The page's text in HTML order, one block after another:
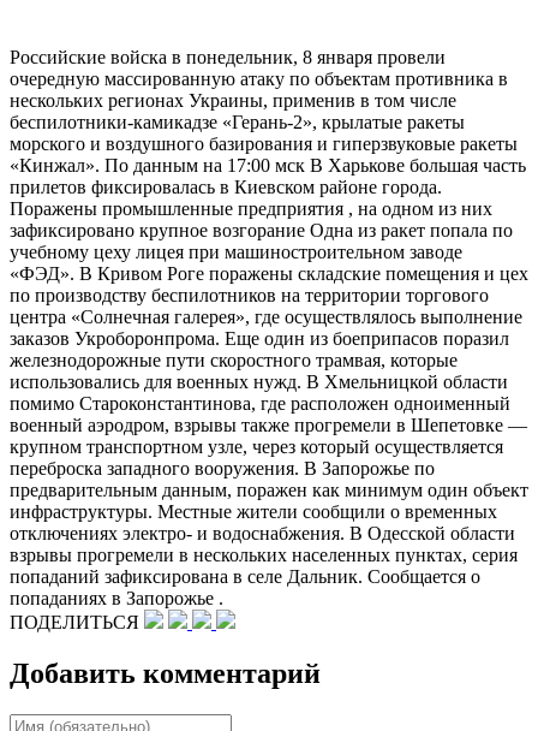
Российские войска в понедельник, 8 января провели
очередную массированную атаку по объектам противника в
нескольких регионах Украины, применив в том числе
беспилотники-​камикадзе «Герань-​2», крылатые ракеты
морского и воздушного базирования и гиперзвуковые ракеты
«Кинжал». По данным на 17:00 мск В Харькове большая часть
прилетов фиксировалась в Киевском районе города.
Поражены промышленные предприятия , на одном из них
зафиксировано крупное возгорание Одна из ракет попала по
учебному цеху лицея при машиностроительном заводе
«ФЭД». В Кривом Роге поражены складские помещения и цех
по производству беспилотников на территории торгового
центра «Солнечная галерея», где осуществлялось выполнение
заказов Укроборонпрома. Еще один из боеприпасов поразил
железнодорожные пути скоростного трамвая, которые
использовались для военных нужд. В Хмельницкой области
помимо Староконстантинова, где расположен одноименный
военный аэродром, взрывы также прогремели в Шепетовке —
крупном транспортном узле, через который осуществляется
переброска западного вооружения. В Запорожье по
предварительным данным, поражен как минимум один объект
инфраструктуры. Местные жители сообщили о временных
отключениях электро-​ и водоснабжения. В Одесской области
взрывы прогремели в нескольких населенных пунктах, серия
попаданий зафиксирована в селе Дальник. Сообщается о
попаданиях в Запорожье .
ПОДЕЛИТЬСЯ
Добавить комментарий